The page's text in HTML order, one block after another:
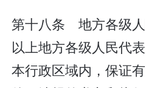
第十八条 地方各级
以上地方各级人民代
本行政区域内，保证